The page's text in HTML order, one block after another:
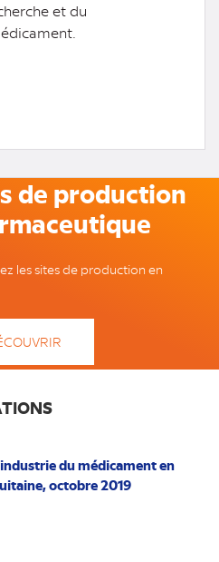
et du
de production
les sites de production en
du médicament en
octobre 2019